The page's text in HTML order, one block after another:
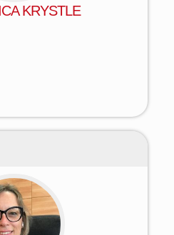
KRYSTLE